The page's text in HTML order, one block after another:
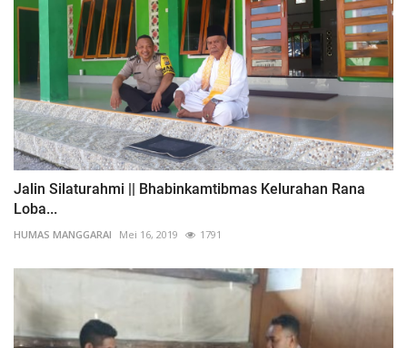
Jalin Silaturahmi || Bhabinkamtibmas Kelurahan Rana
Loba...
HUMAS MANGGARAI Mei 16, 2019 1791